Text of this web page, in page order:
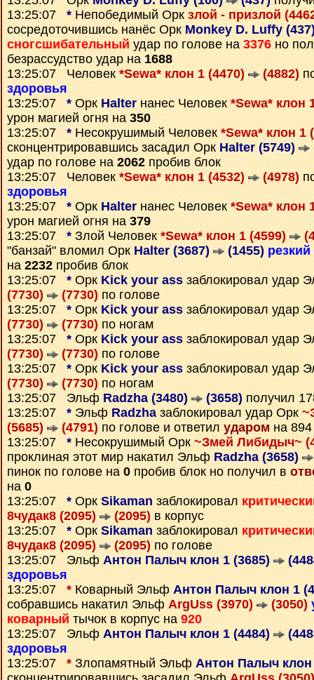
13:25:07 * Непобедимый Орк злой - призлой
сосредоточившись нанёс Орк Monkey D. Luffy
сногсшибательный удар по голове на 3376 но
безрассудство удар на 1688
13:25:07 Человек *Sewa* клон 1 (4470) (4882)
здоровья
13:25:07 * Орк Halter нанес Человек *Sewa* клон
урон магией огня на 350
13:25:07 * Несокрушимый Человек *Sewa* клон 1
сконцентрировавшись засадил Орк Halter (5749)
удар по голове на 2062 пробив блок
13:25:07 Человек *Sewa* клон 1 (4532) (4978)
здоровья
13:25:07 * Орк Halter нанес Человек *Sewa* клон
урон магией огня на 379
13:25:07 * Злой Человек *Sewa* клон 1 (4599)
"банзай" вломил Орк Halter (3687) (1455) резкий
на 2232 пробив блок
13:25:07 * Орк Kick your ass заблокировал удар
(7730)
(7730) по голове
13:25:07 * Орк Kick your ass заблокировал удар
(7730)
(7730) по ногам
13:25:07 * Орк Kick your ass заблокировал удар
(7730)
(7730) по голове
13:25:07 * Орк Kick your ass заблокировал удар
(7730)
(7730) по ногам
13:25:07 Эльф Radzha (3480) (3658) получил
13:25:07 * Эльф Radzhaзаблокировал удар Орк
(5685)
(4791) по голове и ответил ударом на
13:25:07 * Несокрушимый Орк ~Змей Либидыч~
проклиная этот мир накатил Эльф Radzha (3658)
пинок по голове на 0 пробив блок но получил в
на 0
13:25:07 * Орк Sikaman заблокировал
8чудак8 (2095)
(2095) в корпус
13:25:07 * Орк Sikaman заблокировал
8чудак8 (2095)
(2095) по голове
13:25:07 Эльф Антон Палыч клон 1 (3685)
здоровья
13:25:07 * Коварный Эльф Антон Палыч клон 1
собравшись накатил Эльф ArgUss (3970) (3050)
коварный тычок в корпус на 920
13:25:07 Эльф Антон Палыч клон 1 (4484)
здоровья
13:25:07 * Злопамятный Эльф Антон Палыч